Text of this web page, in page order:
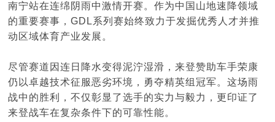
南宁站在连绵阴雨中激情开赛。作为中国山地速降领域
的重要赛事，GDL系列赛始终致力于发掘优秀人才并推
动区域体育产业发展。
尽管赛道因连日降水变得泥泞湿滑，来登赞助车手荣康
仍以卓越技术征服恶劣环境，勇夺精英组冠军。这场雨
战中的胜利，不仅彰显了选手的实力与毅力，更印证了
来登战车在复杂条件下的可靠性能。